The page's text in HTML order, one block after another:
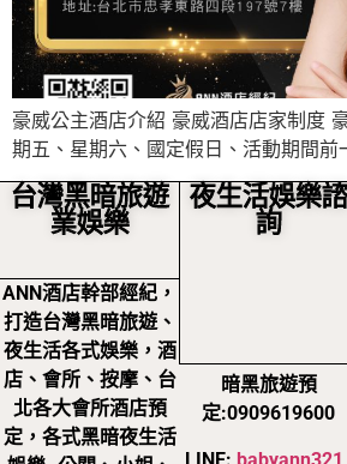
豪威公主酒店介紹 豪威酒店店家制度
期五、星期六、國定假日、活動期間
台灣黑暗旅遊
業娛樂
ANN酒店幹部經紀，
打造台灣黑暗旅遊、
夜生活各式娛樂，酒
店、會所、按摩、台
北各大會所酒店預
定，各式黑暗夜生活
夜生活娛樂諮
詢
暗黑旅遊預
定:0909619600